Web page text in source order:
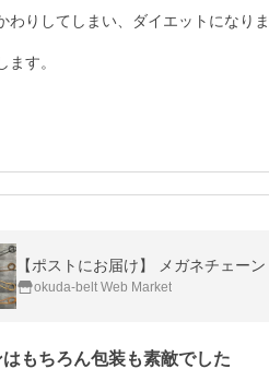
わりしてしまい、ダイエットになりま
ます。
okuda-belt Web Market
もちろん包装も素敵でした